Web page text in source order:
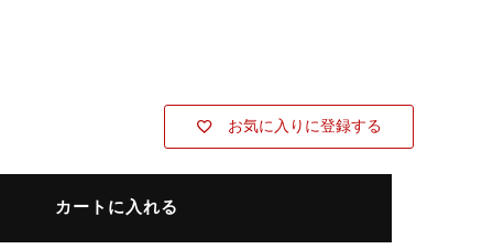
お気に入りに登録する
カートに入れる